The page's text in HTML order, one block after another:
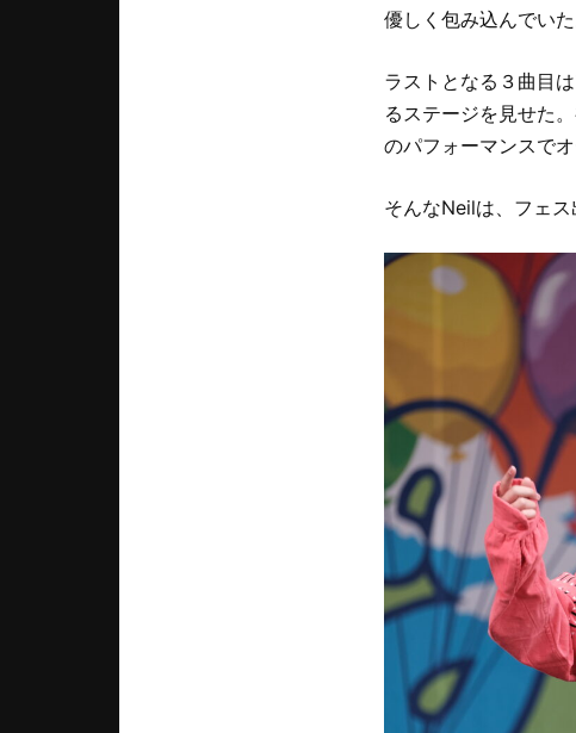
優しく包み込んでいた
ラストとなる３曲目
るステージを見せた
のパフォーマンスで
そんなNeilは、フェ